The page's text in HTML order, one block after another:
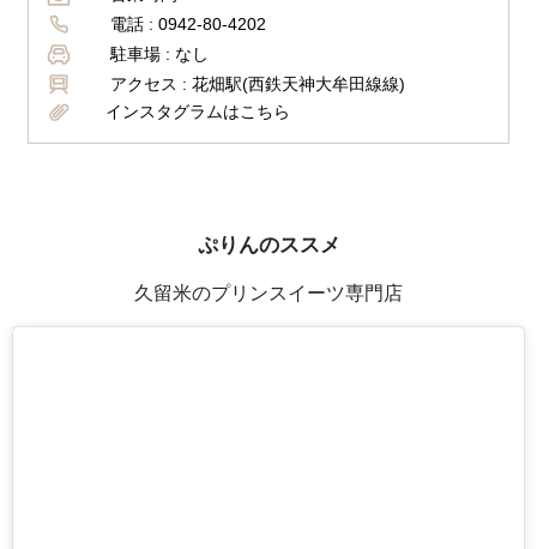
電話 : 0942-80-4202
駐車場 : なし
アクセス : 花畑駅(西鉄天神大牟田線線)
インスタグラムはこちら
ぷりんのススメ
久留米のプリンスイーツ専門店